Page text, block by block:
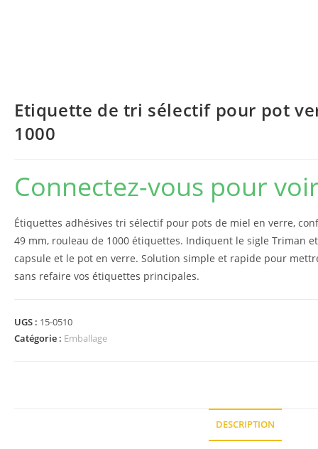
Etiquette de tri sélectif pour pot
1000
Connectez-vous pour
Étiquettes adhésives tri sélectif pour pots de miel en verre,
49 mm, rouleau de 1000 étiquettes. Indiquent le sigle Triman
capsule et le pot en verre. Solution simple et rapide pour
sans refaire vos étiquettes principales.
UGS : 15-0510
Catégorie : Emballage
DESCRIPTION